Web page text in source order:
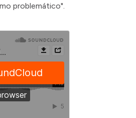
problemático".